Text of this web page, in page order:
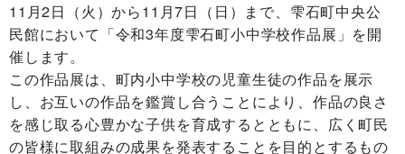
11月2日（火）から11月7日（日）まで、雫石町中央公
民館において「令和3年度雫石町小中学校作品展」を開
催します。
この作品展は、町内小中学校の児童生徒の作品を展示
し、お互いの作品を鑑賞し合うことにより、作品の良さ
を感じ取る心豊かな子供を育成するとともに、広く町民
の皆様に取組みの成果を発表することを目的とするもの